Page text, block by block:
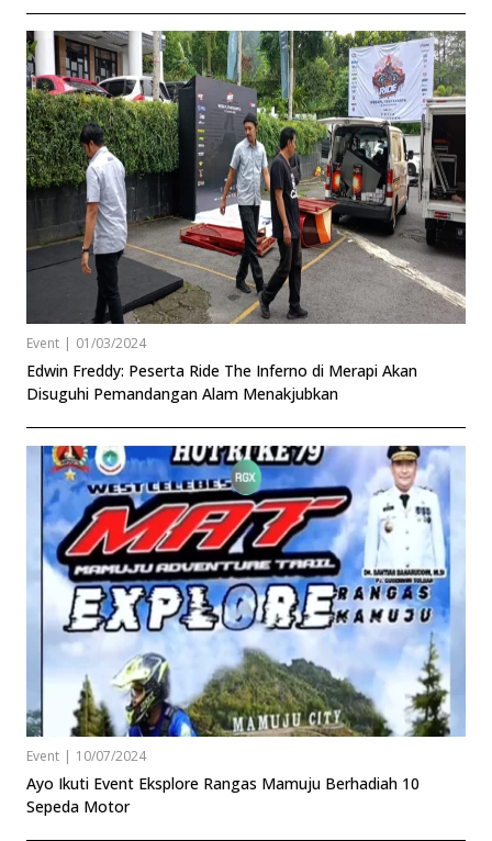
Event | 01/03/2024
Edwin Freddy: Peserta Ride The Inferno di Merapi Akan
Disuguhi Pemandangan Alam Menakjubkan
Event | 10/07/2024
Ayo Ikuti Event Eksplore Rangas Mamuju Berhadiah 10
Sepeda Motor